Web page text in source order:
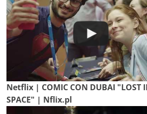
Netflix | COMIC CON DUBAI "LOST
SPACE" | Nflix.pl